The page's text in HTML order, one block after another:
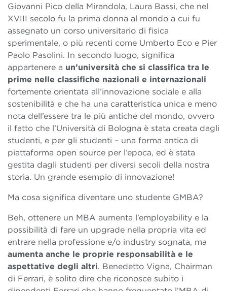
Giovanni Pico della Mirandola, Laura Bassi, che nel
XVIII secolo fu la prima donna al mondo a cui fu
assegnato un corso universitario di fisica
sperimentale, o più recenti come Umberto Eco e Pier
Paolo Pasolini. In secondo luogo, significa
appartenere a un’università che si classifica tra le
prime nelle classifiche nazionali e internazionali
fortemente orientata all’innovazione sociale e alla
sostenibilità e che ha una caratteristica unica e meno
nota dell’essere tra le più antiche del mondo, ovvero
il fatto che l’Università di Bologna è stata creata dagli
studenti, e per gli studenti – una forma antica di
piattaforma open source per l’epoca, ed è stata
gestita dagli studenti per diversi secoli della nostra
storia. Un grande esempio di innovazione!
Ma cosa significa diventare uno studente GMBA?
Beh, ottenere un MBA aumenta l’employability e la
possibilità di fare un upgrade nella propria vita ed
entrare nella professione e/o industry sognata, ma
aumenta anche le proprie responsabilità e le
aspettative degli altri. Benedetto Vigna, Chairman
di Ferrari, è solito dire che riconosce subito i